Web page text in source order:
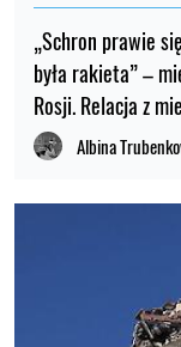
„Schron prawie
była rakieta” –
Rosji. Relacja z
Albina